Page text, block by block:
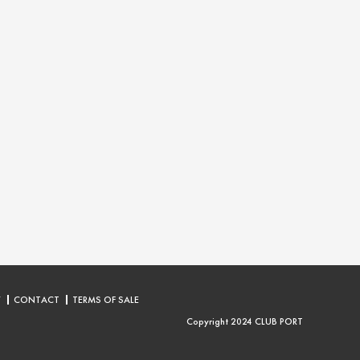
CONTACT
TERMS OF SALE
Copyright 2024 CLUB PORT